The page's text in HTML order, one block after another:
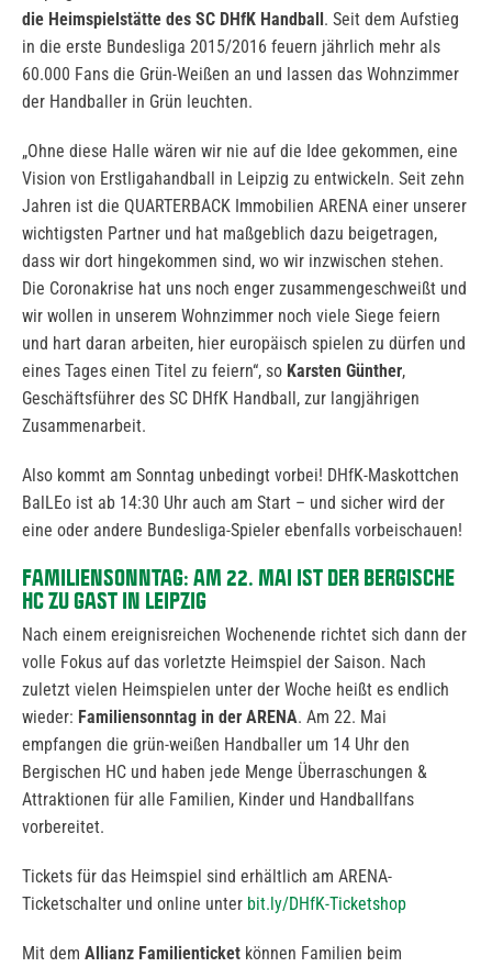
die Heimspielstätte des SC DHfK Handball . Seit dem Aufstieg
in die erste Bundesliga 2015/2016 feuern jährlich mehr als
60.000 Fans die Grün-Weißen an und lassen das Wohnzimmer
der Handballer in Grün leuchten.
„Ohne diese Halle wären wir nie auf die Idee gekommen, eine
Vision von Erstligahandball in Leipzig zu entwickeln. Seit zehn
Jahren ist die QUARTERBACK Immobilien ARENA einer unserer
wichtigsten Partner und hat maßgeblich dazu beigetragen,
dass wir dort hingekommen sind, wo wir inzwischen stehen.
Die Coronakrise hat uns noch enger zusammengeschweißt und
wir wollen in unserem Wohnzimmer noch viele Siege feiern
und hart daran arbeiten, hier europäisch spielen zu dürfen und
eines Tages einen Titel zu feiern“, so Karsten Günther,
Geschäftsführer des SC DHfK Handball, zur langjährigen
Zusammenarbeit.
Also kommt am Sonntag unbedingt vorbei! DHfK-Maskottchen
BalLEo ist ab 14:30 Uhr auch am Start – und sicher wird der
eine oder andere Bundesliga-Spieler ebenfalls vorbeischauen!
FAMILIENSONNTAG: AM 22. MAI IST DER BERGISCHE
HC ZU GAST IN LEIPZIG
Nach einem ereignisreichen Wochenende richtet sich dann der
volle Fokus auf das vorletzte Heimspiel der Saison. Nach
zuletzt vielen Heimspielen unter der Woche heißt es endlich
wieder: Familiensonntag in der ARENA. Am 22. Mai
empfangen die grün-weißen Handballer um 14 Uhr den
Bergischen HC und haben jede Menge Überraschungen &
Attraktionen für alle Familien, Kinder und Handballfans
vorbereitet.
Tickets für das Heimspiel sind erhältlich am ARENA-
Ticketschalter und online unter bit.ly/DHfK-Ticketshop
Mit dem Allianz Familienticket können Familien beim